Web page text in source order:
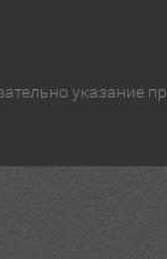
указание